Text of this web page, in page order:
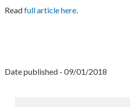
Readfull article here.
Date published - 09/01/2018